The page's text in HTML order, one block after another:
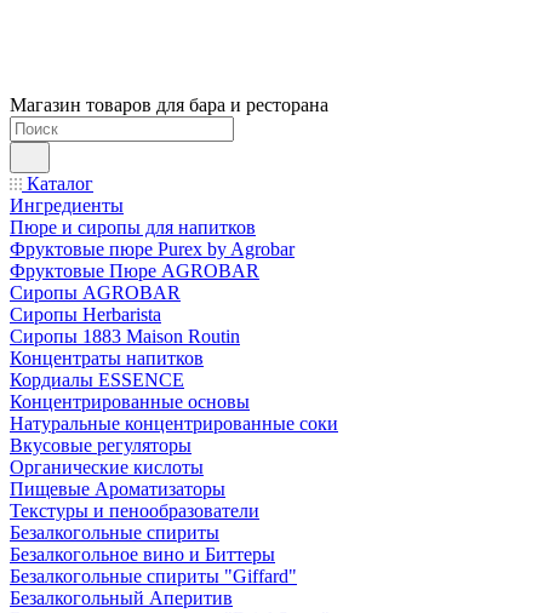
Магазин товаров для бара и ресторана
Каталог
Ингредиенты
Пюре и сиропы для напитков
Фруктовые пюре Purex by Agrobar
Фруктовые Пюре AGROBAR
Сиропы AGROBAR
Сиропы Herbarista
Сиропы 1883 Maison Routin
Концентраты напитков
Кордиалы ESSENCE
Концентрированные основы
Натуральные концентрированные соки
Вкусовые регуляторы
Органические кислоты
Пищевые Ароматизаторы
Текстуры и пенообразователи
Безалкогольные спириты
Безалкогольное вино и Биттеры
Безалкогольные спириты "Giffard"
Безалкогольный Аперитив